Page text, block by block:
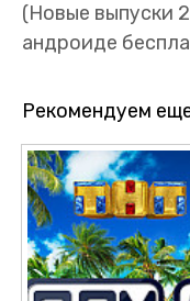
(Новые выпуски
андроиде
Рекомендуем